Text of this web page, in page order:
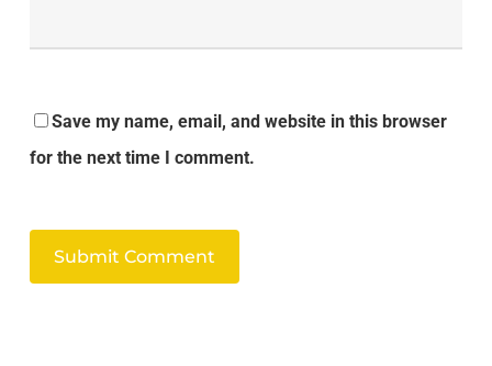
Save my name, email, and website in this browser
for the next time I comment.